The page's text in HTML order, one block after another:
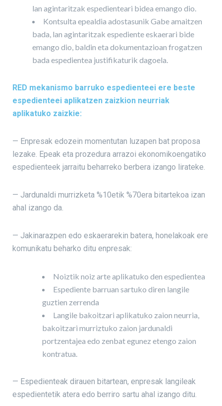
lan agintaritzak espedienteari bidea emango dio.
Kontsulta epealdia adostasunik Gabe amaitzen
bada, lan agintaritzak espediente eskaerari bide
emango dio, baldin eta dokumentazioan frogatzen
bada espedientea justifikaturik dagoela.
RED mekanismo barruko espedienteei ere beste
espedienteei aplikatzen zaizkion neurriak
aplikatuko zaizkie:
— Enpresak edozein momentutan luzapen bat proposa
lezake. Epeak eta prozedura arrazoi ekonomikoengatiko
espedienteek jarraitu beharreko berbera izango lirateke.
— Jardunaldi murrizketa %10etik %70era bitartekoa izan
ahal izango da.
— Jakinarazpen edo eskaerarekin batera, honelakoak ere
komunikatu beharko ditu enpresak:
Noiztik noiz arte aplikatuko den espedientea
Espediente barruan sartuko diren langile
guztien zerrenda
Langile bakoitzari aplikatuko zaion neurria,
bakoitzari murriztuko zaion jardunaldi
portzentajea edo zenbat egunez etengo zaion
kontratua.
— Espedienteak dirauen bitartean, enpresak langileak
espedientetik atera edo berriro sartu ahal izango ditu.